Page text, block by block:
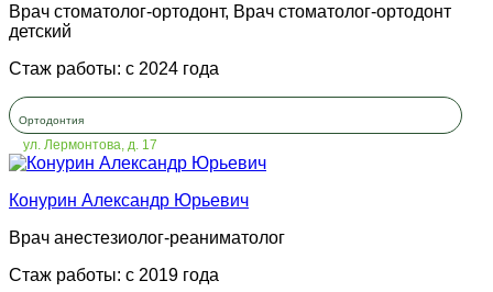
Врач стоматолог-ортодонт, Врач стоматолог-ортодонт
детский
Стаж работы: с 2024 года
Ортодонтия
ул. Лермонтова, д. 17
Конурин Александр Юрьевич
Врач анестезиолог-реаниматолог
Стаж работы: с 2019 года